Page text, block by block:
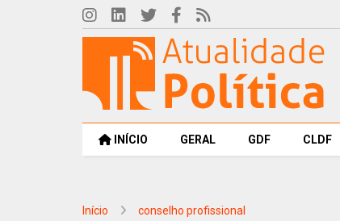
INÍCIO GERAL GDF CLDF
Início conselho profissional